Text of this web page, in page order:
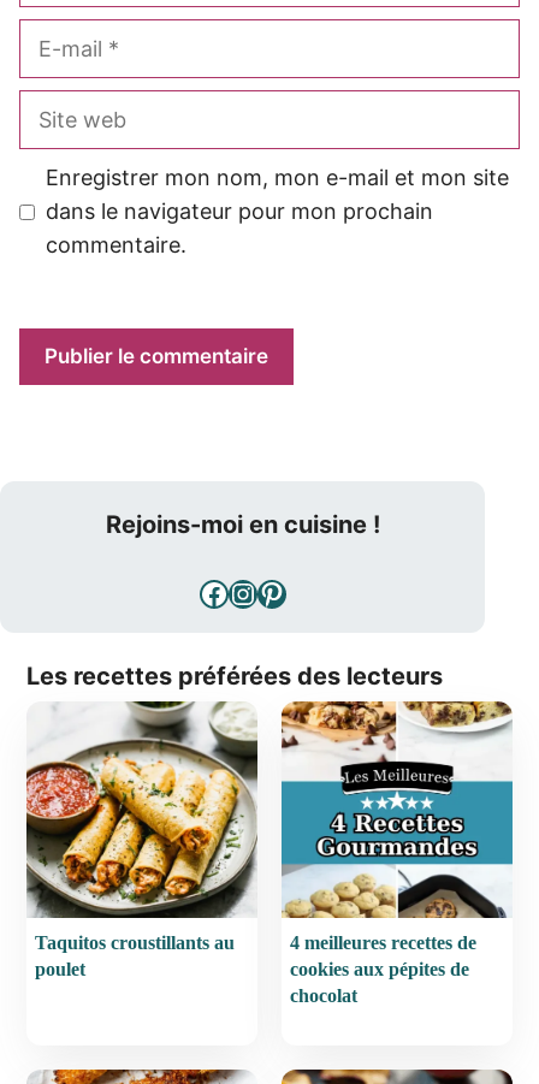
E-
Site
Enregistrer mon nom, mon e-mail et mon site
dans le navigateur pour mon prochain
commentaire.
Rejoins-moi en cuisine !
Facebook
Instagram
Pinterest
Les recettes préférées des lecteurs
Taquitos croustillants au
poulet
4 meilleures recettes de
cookies aux pépites de
chocolat